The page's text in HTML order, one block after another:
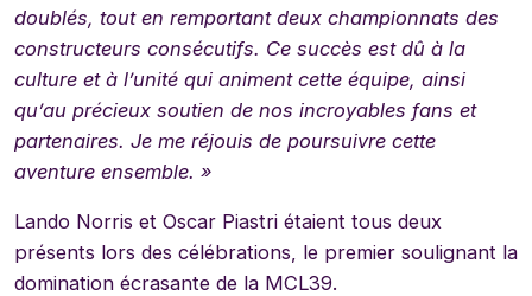
doublés, tout en remportant deux championnats des
constructeurs consécutifs. Ce succès est dû à la
culture et à l’unité qui animent cette équipe, ainsi
qu’au précieux soutien de nos incroyables fans et
partenaires. Je me réjouis de poursuivre cette
aventure ensemble. »
Lando Norris et Oscar Piastri étaient tous deux
présents lors des célébrations, le premier soulignant la
domination écrasante de la MCL39.